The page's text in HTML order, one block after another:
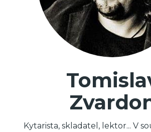
Kytarista, skladatel, lektor... V